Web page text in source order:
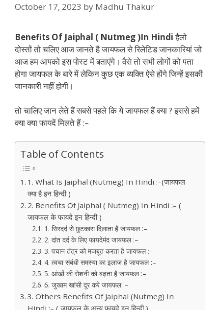
October 17, 2023 by Madhu Thakur
Benefits Of Jaiphal ( Nutmeg )In Hindiहैलो
दोस्तों तो चलिए आज जानते है जायफल से रिलेटिड जानकारियां जो
आज हम आपको इस पोस्ट में बताएंगे। वैसे तो सभी लोगों को पता
होगा जायफल के बारे में लेकिन कुछ एक व्यक्ति ऐसे होंगे जिन्हें इसकी
जानकारी नहीं होगी।
तो चालिए जान लेते हैं सबसे पहले कि ये जायफल हैं क्या ? इससे हमें
क्या क्या फायदें मिलते हैं :–
Table of Contents
1. What Is Jaiphal (Nutmeg) In Hindi :–(जायफल
क्या है इन हिन्दी )
2. Benefits Of Jaiphal ( Nutmeg) In Hindi :– (
जायफल के फायदे इन हिन्दी )
1. सिरदर्द से छुटकारा दिलाता है जायफल :–
2. दांत दर्द के लिए फायदेमंद जायफल :–
3. पचान तंत्र को मजबूत करता है जायफल :–
4. त्वचा संबंधी समस्या का इलाज है जायफल :–
5. आंखों की रोशनी को बढ़ता है जायफल :–
6. जुखाम खांसी दूर करे जायफल :–
3. Others Benefits Of Jaiphal (Nutmeg) In
Hindi :– ( जायफल के अन्य फायदे इन हिन्दी )